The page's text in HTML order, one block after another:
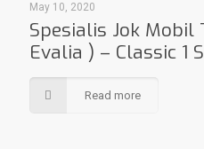
May 10, 2020
Spesialis Jok Mobil
Evalia ) – Classic 1
Read more